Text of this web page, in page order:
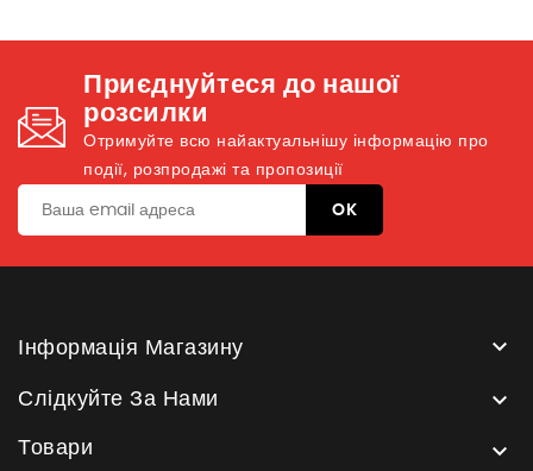
Приєднуйтеся до нашої
розсилки
Отримуйте всю найактуальнішу інформацію про
події, розпродажі та пропозиції
Інформація Магазину 
Слідкуйте За Нами 
Товари 